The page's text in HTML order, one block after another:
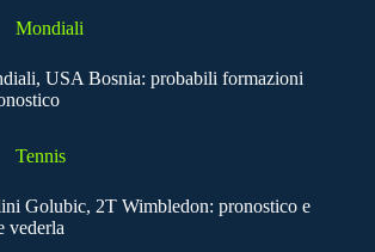
Mondiali
USA Bosnia: probabili formazioni
Tennis
Golubic, 2T Wimbledon: pronostico e
vederla